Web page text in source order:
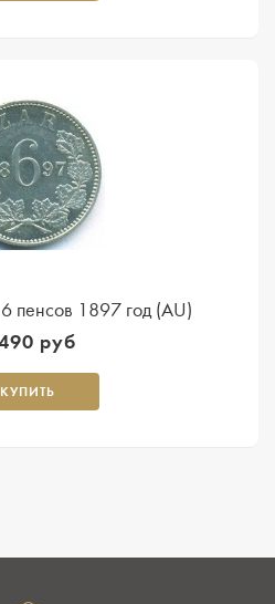
1897 год (AU)
руб
КУПИТЬ